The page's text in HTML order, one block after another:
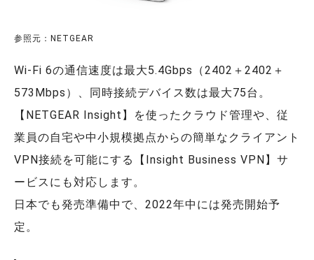
参照元：NETGEAR
Wi-Fi 6の通信速度は最大5.4Gbps（2402＋2402＋
573Mbps）、同時接続デバイス数は最大75台。
【NETGEAR Insight】を使ったクラウド管理や、従
業員の自宅や中小規模拠点からの簡単なクライアント
VPN接続を可能にする【Insight Business VPN】サ
ービス にも対応します。
日本でも発売準備中で、2022年中には発売開始予
定。